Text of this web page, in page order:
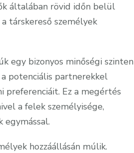
általában rövid időn belül
társkereső személyek
egy bizonyos minőségi szinten
potenciális partnerekkel
Ez a megértés
a felek személyisége,
egymással.
hozzáállásán múlik.